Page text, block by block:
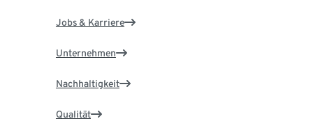
Jobs & Karriere
Unternehmen
Nachhaltigkeit
Qualität